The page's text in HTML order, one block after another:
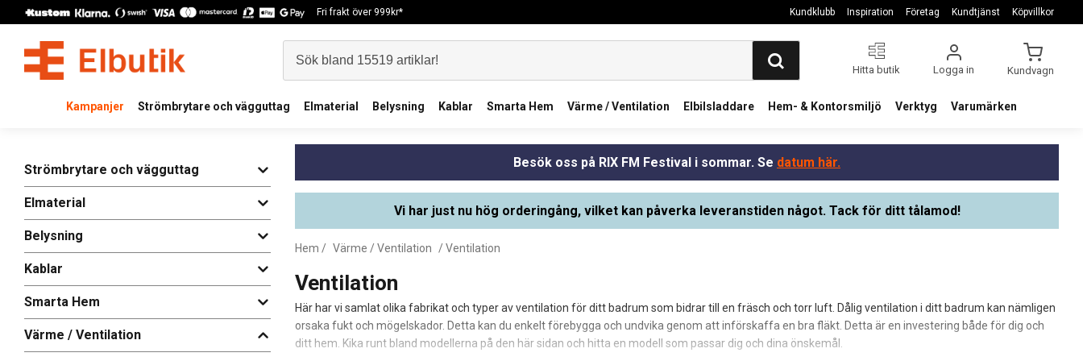
Fri frakt över 999kr* Kundklubb Inspiration Företag Kundtjänst Köpvillkor
Hitta butik Logga in Kundvagn
Kampanjer Strömbrytare och vägguttag Elmaterial Belysning Kablar Smarta Hem Värme / Ventilation Elbilsladdare Hem- & Kontorsmiljö Verktyg Varumärken
Strömbrytare och vägguttag
Elmaterial
Belysning
Kablar
Smarta Hem
Värme / Ventilation
Besök oss på RIX FM Festival i sommar. Se datum här.
Vi har just nu hög orderingång, vilket kan påverka leveranstiden något. Tack för ditt tålamod!
Hem / Värme / Ventilation / Ventilation
Ventilation
Här har vi samlat olika fabrikat och typer av ventilation för ditt badrum som bidrar till en fräsch och torr luft. Dålig ventilation i ditt badrum kan nämligen
orsaka fukt och mögelskador. Detta kan du enkelt förebygga och undvika genom att införskaffa en bra fläkt. Detta är en investering både för dig och
ditt hem. Kika runt bland modellerna på den här sidan och hitta en modell som passar dig och dina önskemål.